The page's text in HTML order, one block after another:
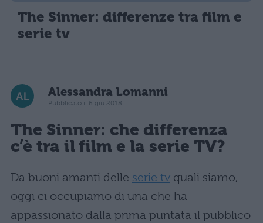
The Sinner: differenze tra film e
serie tv
Alessandra Lomanni
Pubblicato il 6 giu 2018
The Sinner: che differenza
c’è tra il film e la serie TV?
Da buoni amanti delle serie tvquali siamo,
oggi ci occupiamo di una che ha
appassionato dalla prima puntata il pubblico